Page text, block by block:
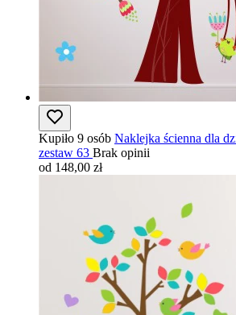
Kupiło 9 osób Naklejka ścienna dla
zestaw 63 Brak opinii
od 148,00 zł